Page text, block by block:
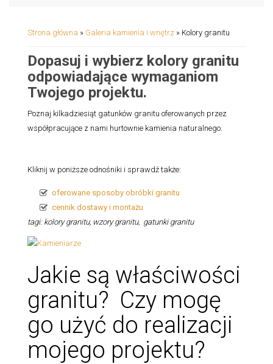
Strona główna » Galeria kamienia i wnętrz » Kolory granitu
Dopasuj i wybierz kolory granitu
odpowiadające wymaganiom
Twojego projektu.
Poznaj kilkadziesiąt gatunków granitu oferowanych przez
współpracujące z nami hurtownie kamienia naturalnego.
Kliknij w poniższe odnośniki i sprawdź także:
oferowane sposoby obróbki granitu
cennik dostawy i montażu
tagi: kolory granitu, wzory granitu, gatunki granitu
Jakie są właściwości
granitu? Czy mogę
go użyć do realizacji
mojego projektu?